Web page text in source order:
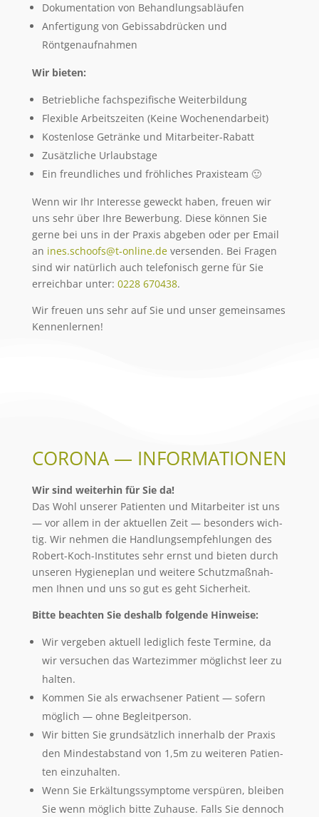
Doku­men­ta­ti­on von Behandlungsabläufen
Anfer­ti­gung von Gebiss­ab­drü­cken und
Röntgenaufnahmen
Wir bie­ten:
Betrieb­li­che fach­spe­zi­fi­sche Weiterbildung
Fle­xi­ble Arbeits­zei­ten (Kei­ne Wochenendarbeit)
Kos­ten­lo­se Geträn­ke und Mitarbeiter-Rabatt
Zusätz­li­che Urlaubstage
Ein freund­li­ches und fröh­li­ches Praxisteam 🙂
Wenn wir Ihr Inter­es­se geweckt haben, freu­en wir
uns sehr über Ihre Bewer­bung. Die­se kön­nen Sie
ger­ne bei uns in der Pra­xis abge­ben oder per Email
an ines.schoofs@t‑online.dever­sen­den. Bei Fra­gen
sind wir natür­lich auch tele­fo­nisch ger­ne für Sie
erreich­bar unter: 0228 670438.
Wir freu­en uns sehr auf Sie und unser gemein­sa­mes
Kennenlernen!
CORONA — INFORMATIONEN
Wir sind wei­ter­hin für Sie da!
Das Wohl unse­rer Pati­en­ten und Mit­ar­bei­ter ist uns
— vor allem in der aktu­el­len Zeit — beson­ders wich­
tig. Wir neh­men die Hand­lungs­emp­feh­lun­gen des
Robert-Koch-Insti­tu­tes sehr ernst und bie­ten durch
unse­ren Hygie­ne­plan und wei­te­re Schutz­maß­nah­
men Ihnen und uns so gut es geht Sicherheit.
Bit­te beach­ten Sie des­halb fol­gen­de Hinweise:
Wir ver­ge­ben aktu­ell ledig­lich fes­te Ter­mi­ne, da
wir ver­su­chen das War­te­zim­mer mög­lichst leer zu
halten.
Kom­men Sie als erwach­se­ner Pati­ent — sofern
mög­lich — ohne Begleitperson.
Wir bit­ten Sie grund­sätz­lich inner­halb der Pra­xis
den Min­dest­ab­stand von 1,5m zu wei­te­ren Pati­en­
ten einzuhalten.
Wenn Sie Erkäl­tungs­sym­pto­me ver­spü­ren, blei­ben
Sie wenn mög­lich bit­te Zuhau­se. Falls Sie den­noch